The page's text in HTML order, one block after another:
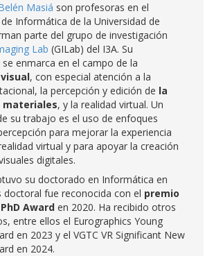
Masiá son profesoras en el
Informática de la Universidad de
parte del grupo de investigación
Lab (GILab) del I3A. Su
se enmarca en el campo de la
, con especial atención a la
la percepción y edición de la
materiales, y la realidad virtual. Un
su trabajo es el uso de enfoques
para mejorar la experiencia
virtual y para apoyar la creación
digitales.
su doctorado en Informática en
doctoral fue reconocida con el premio
Award en 2020. Ha recibido otros
entre ellos el Eurographics Young
en 2023 y el VGTC VR Significant New
en 2024.